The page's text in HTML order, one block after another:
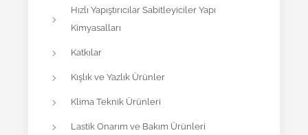
Hızlı Yapıştırıcılar Sabitleyiciler Yapı
Kimyasalları
Katkılar
Kışlık ve Yazlık Ürünler
Klima Teknik Ürünleri
Lastik Onarım ve Bakım Ürünleri